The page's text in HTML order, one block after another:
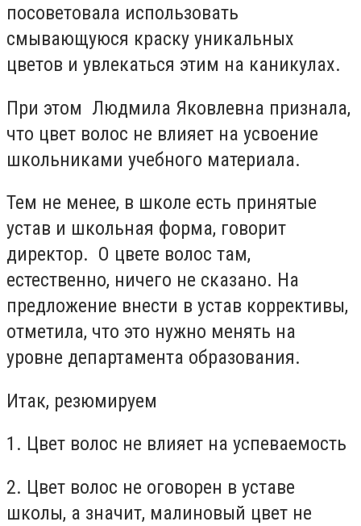
посоветовала использовать
смывающуюся краску уникальных
цветов и увлекаться этим на каникулах.
При этом Людмила Яковлевна признала,
что цвет волос не влияет на усвоение
школьниками учебного материала.
Тем не менее, в школе есть принятые
устав и школьная форма, говорит
директор. О цвете волос там,
естественно, ничего не сказано. На
предложение внести в устав коррективы,
отметила, что это нужно менять на
уровне департамента образования.
Итак, резюмируем
1. Цвет волос не влияет на успеваемость
2. Цвет волос не оговорен в уставе
школы, а значит, малиновый цвет не